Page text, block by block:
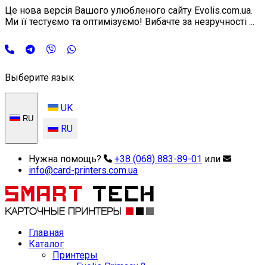
Це нова версія Вашого улюбленого сайту Evolis.com.ua.
Ми її тестуємо та оптимізуємо! Вибачте за незручності ...
Выберите язык
RU
UK
RU
Нужна помощь? +38 (068) 883-89-01 или
info@card-printers.com.ua
Главная
Каталог
Принтеры